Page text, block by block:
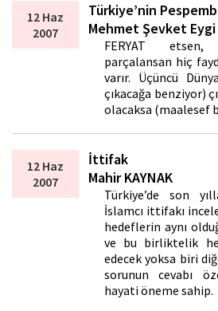
12 Haz
2007
Türkiye’nin
Mehmet Şevket Eygi
FERYAT etsen,
parçalansan hiç
varır. Üçüncü
çıkacağa benziyor)
olacaksa (maalesef
12 Haz
2007
İttifak
Mahir KAYNAK
Türkiye’de son
İslamcı ittifakı
hedeflerin aynı
ve bu birliktelik
edecek yoksa biri
sorunun cevabı
hayati öneme sahip.